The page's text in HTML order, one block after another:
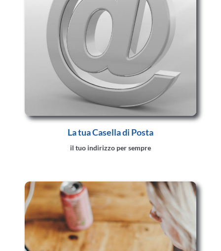
La tua Casella di Posta
il tuo indirizzo per sempre